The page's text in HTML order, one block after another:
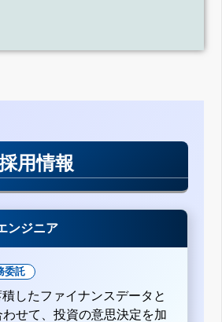
用情報
ンジニア
委託
したファイナンスデータと
せて、投資の意思決定を加